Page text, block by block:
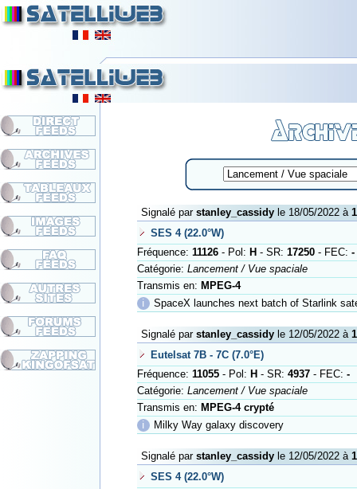
Signalé par stanley_cassidyle 18/05/2022 à
SES 4 (22.0°W)
Fréquence: 11126- Pol: H - SR: 17250- FEC: -
Catégorie: Lancement / Vue spaciale
Transmis en: MPEG-4
ℹ
SpaceX launches next batch of Starlink
Signalé par stanley_cassidyle 12/05/2022 à
Eutelsat 7B - 7C (7.0°E)
Fréquence: 11055- Pol: H - SR: 4937- FEC: -
Catégorie: Lancement / Vue spaciale
Transmis en: MPEG-4 crypté
ℹ
Milky Way galaxy discovery
Signalé par stanley_cassidyle 12/05/2022 à
SES 4 (22.0°W)